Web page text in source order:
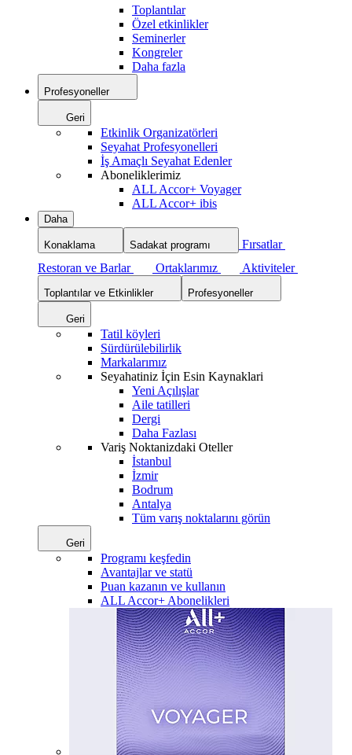
Toplantılar
Özel etkinlikler
Seminerler
Kongreler
Daha fazla
Profesyoneller
Geri
Etkinlik Organizatörleri
Seyahat Profesyonelleri
İş Amaçlı Seyahat Edenler
Aboneliklerimiz
ALL Accor+ Voyager
ALL Accor+ ibis
Daha
Konaklama Sadakat programı
Fırsatlar
Restoran ve Barlar
Ortaklarımız Aktiviteler
Toplantılar ve Etkinlikler Profesyoneller
Geri
Tatil köyleri
Sürdürülebilirlik
Markalarımız
Seyahatiniz İçin Esin Kaynaklari
Yeni Açılışlar
Aile tatilleri
Dergi
Daha Fazlası
Variş Noktanizdaki Oteller
İstanbul
İzmir
Bodrum
Antalya
Tüm varış noktalarını görün
Geri
Programı keşfedin
Avantajlar ve statü
Puan kazanın ve kullanın
ALL Accor+ Abonelikleri